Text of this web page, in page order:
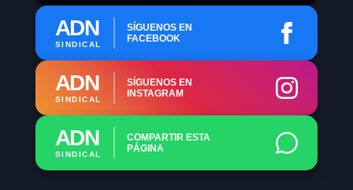
ADN
SINDICAL
SÍGUENOS EN
FACEBOOK
ADN
SINDICAL
SÍGUENOS EN
INSTAGRAM
ADN
SINDICAL
COMPARTIR ESTA
PÁGINA